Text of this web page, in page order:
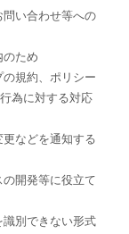
問い合わせ等への
のため
の規約、ポリシー
為に対する対応
更などを通知する
の開発等に役立て
識別できない形式